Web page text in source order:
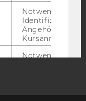
Notwendig zur
Identifizierung
Angehörige/r für
Kursanmeldung.
Notwendig zur